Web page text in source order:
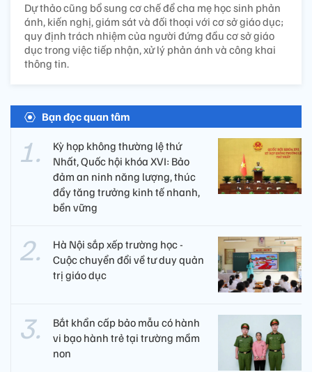
Dự thảo cũng bổ sung cơ chế để cha mẹ học sinh phản
ánh, kiến nghị, giám sát và đối thoại với cơ sở giáo dục;
quy định trách nhiệm của người đứng đầu cơ sở giáo
dục trong việc tiếp nhận, xử lý phản ánh và công khai
thông tin.
Bạn đọc quan tâm
Kỳ họp không thường lệ thứ
Nhất, Quốc hội khóa XVI: Bảo
đảm an ninh năng lượng, thúc
đẩy tăng trưởng kinh tế nhanh,
bền vững
Hà Nội sắp xếp trường học -
Cuộc chuyển đổi về tư duy quản
trị giáo dục
Bắt khẩn cấp bảo mẫu có hành
vi bạo hành trẻ tại trường mầm
non